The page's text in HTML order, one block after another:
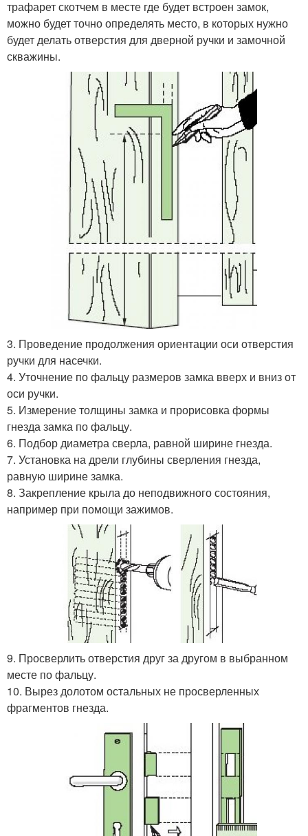
трафарет скотчем в месте где будет встроен замок,
можно будет точно определять место, в которых нужно
будет делать отверстия для дверной ручки и замочной
скважины.
3. Проведение продолжения ориентации оси отверстия
ручки для насечки.
4. Уточнение по фальцу размеров замка вверх и вниз от
оси ручки.
5. Измерение толщины замка и прорисовка формы
гнезда замка по фальцу.
6. Подбор диаметра сверла, равной ширине гнезда.
7. Установка на дрели глубины сверления гнезда,
равную ширине замка.
8. Закрепление крыла до неподвижного состояния,
например при помощи зажимов.
9. Просверлить отверстия друг за другом в выбранном
месте по фальцу.
10. Вырез долотом остальных не просверленных
фрагментов гнезда.